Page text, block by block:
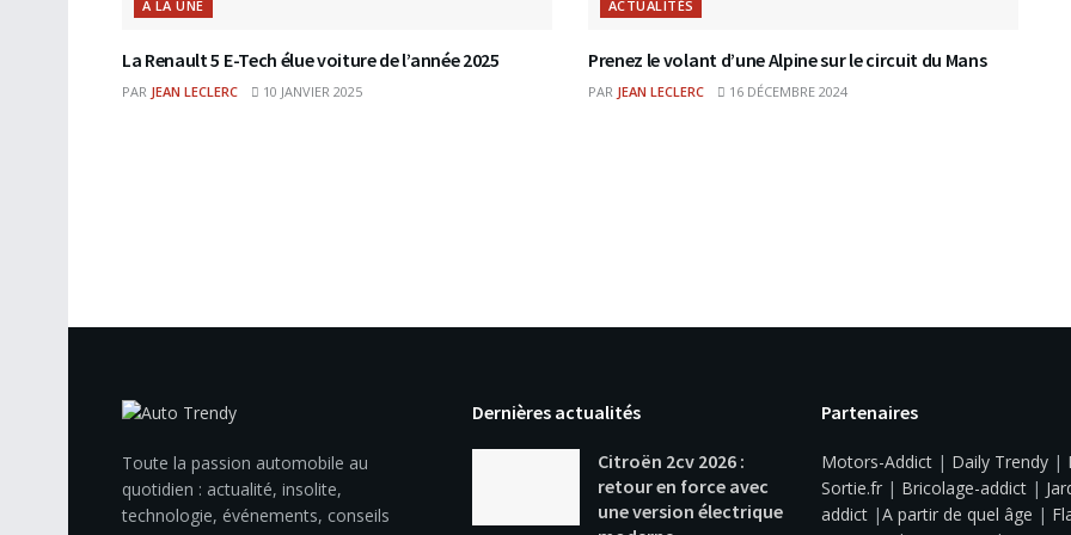
A LA UNE
La Renault 5 E-Tech élue voiture de l’année 2025
PAR JEAN LECLERC 10 JANVIER 2025
ACTUALITÉS
Prenez le volant d’une Alpine sur le circuit du Mans
PAR JEAN LECLERC 16 DÉCEMBRE 2024
Toute la passion automobile au
quotidien : actualité, insolite,
technologie, événements, conseils
Dernières actualités
Citroën 2cv 2026 :
retour en force avec
une version électrique
Partenaires
Motors-Addict | Daily Trendy |
Sortie.fr | Bricolage-addict |
addict |A partir de quel âge |